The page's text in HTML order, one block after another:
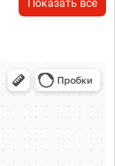
Показать все